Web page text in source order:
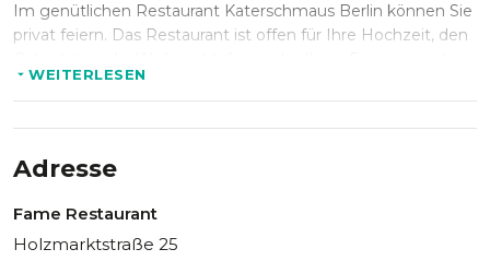
Im genütlichen Restaurant Katerschmaus Berlin können Sie
privat feiern. Das Restaurant ist offen für Ihre Hochzeit, den
Fühlen Sie im Katerschmaus Berlin wie im Märchenwald.
Bis 70 Personen können dort dinieren und aus einem
reichhaltigen Menü wählen. Dazu gibt es eine Auswahl
erlesener Weine.
WEITERLESEN
Adresse
Fame Restaurant
Holzmarktstraße 25